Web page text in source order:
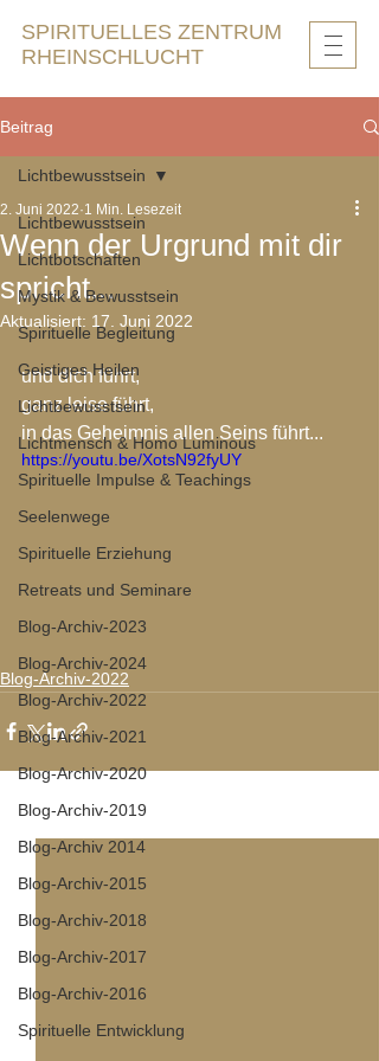
SPIRITUELLES ZENTRUM
RHEINSCHLUCHT
Beitrag
Lichtbewusstsein
Lichtbotschaften
Mystik & Bewusstsein
Spirituelle Begleitung
Geistiges Heilen
Lichtbewusstsein
Lichtmensch & Homo Luminous
Spirituelle Impulse & Teachings
Seelenwege
Spirituelle Erziehung
Retreats und Seminare
Blog-Archiv-2023
Blog-Archiv-2024
Blog-Archiv-2022
Blog-Archiv-2021
Blog-Archiv-2020
Blog-Archiv-2019
Blog-Archiv 2014
Blog-Archiv-2015
Blog-Archiv-2018
Blog-Archiv-2017
Blog-Archiv-2016
Spirituelle Entwicklung
Lichtbewusstsein
Wenn der Urgrund mit dir
spricht...
2. Juni 2022 1 Min. Lesezeit
Aktualisiert: 17. Juni 2022
und dich führt,
ganz leise führt,
in das Geheimnis allen Seins führt...
https://youtu.be/XotsN92fyUY
Blog-Archiv-2022
Aktuelle Beiträge